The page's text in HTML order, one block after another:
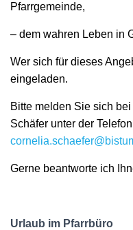
Pfarrgemeinde,
– dem wahren Leben in
Wer sich für dieses
eingeladen.
Bitte melden Sie sich
Schäfer unter der
Gerne beantworte ich
Urlaub im Pfarrbüro